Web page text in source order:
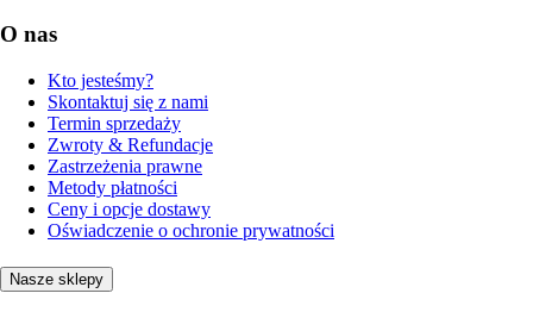
O nas
Kto jesteśmy?
Skontaktuj się z nami
Termin sprzedaży
Zwroty & Refundacje
Zastrzeżenia prawne
Metody płatności
Ceny i opcje dostawy
Oświadczenie o ochronie prywatności
Nasze sklepy